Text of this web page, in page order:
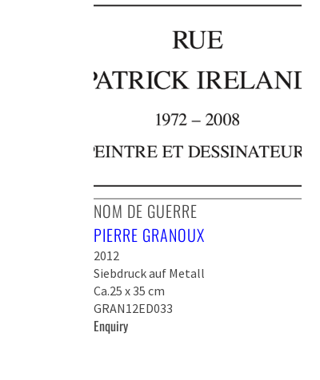
NOM DE GUERRE
PIERRE GRANOUX
2012
Siebdruck auf Metall
Ca.25 x 35 cm
GRAN12ED033
Enquiry